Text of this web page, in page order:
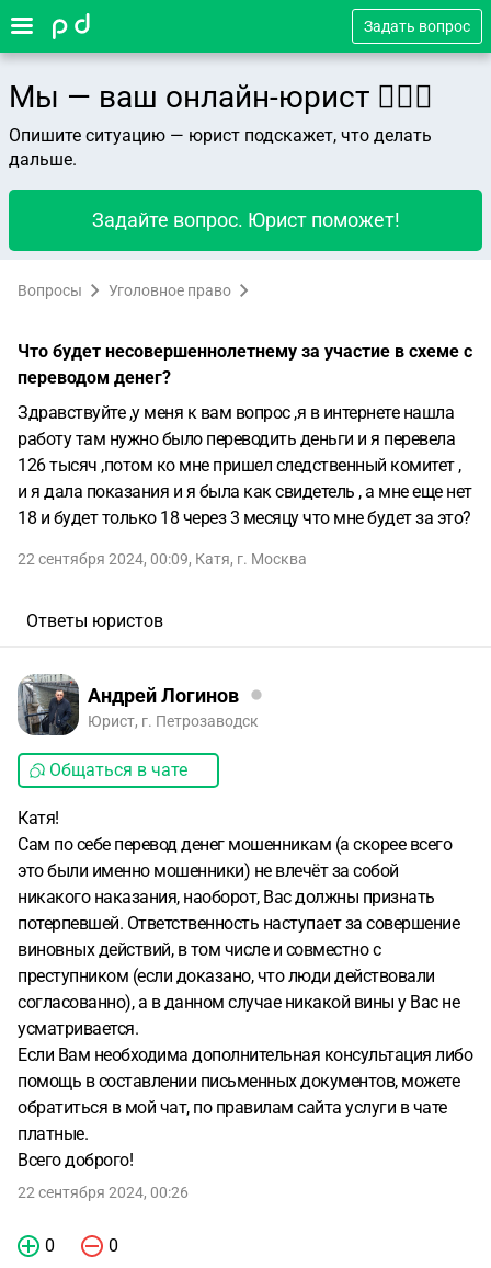
Задать вопрос
Мы — ваш онлайн-юрист 👨🏻‍⚖️
Опишите ситуацию — юрист подскажет, что делать
дальше.
Задайте вопрос. Юрист поможет!
Вопросы Уголовное право
Что будет несовершеннолетнему за участие в схеме с
переводом денег?
Здравствуйте ,у меня к вам вопрос ,я в интернете нашла
работу там нужно было переводить деньги и я перевела
126 тысяч ,потом ко мне пришел следственный комитет ,
и я дала показания и я была как свидетель , а мне еще нет
18 и будет только 18 через 3 месяцу что мне будет за это?
22 сентября 2024, 00:09, Катя, г. Москва
Ответы юристов
Андрей Логинов
Юрист, г. Петрозаводск
Общаться в чате
Катя!
Сам по себе перевод денег мошенникам (а скорее всего
это были именно мошенники) не влечёт за собой
никакого наказания, наоборот, Вас должны признать
потерпевшей. Ответственность наступает за совершение
виновных действий, в том числе и совместно с
преступником (если доказано, что люди действовали
согласованно), а в данном случае никакой вины у Вас не
усматривается.
Если Вам необходима дополнительная консультация либо
помощь в составлении письменных документов, можете
обратиться в мой чат, по правилам сайта услуги в чате
платные.
Всего доброго!
22 сентября 2024, 00:26
0 0